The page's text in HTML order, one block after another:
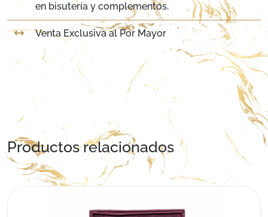
en bisutería y complementos.
Venta Exclusiva al Por Mayor
Productos relacionados